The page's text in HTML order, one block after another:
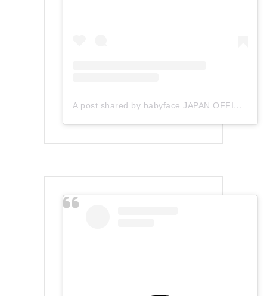
A post shared by babyface JAPAN OFFICIAL (@babyface_japan)